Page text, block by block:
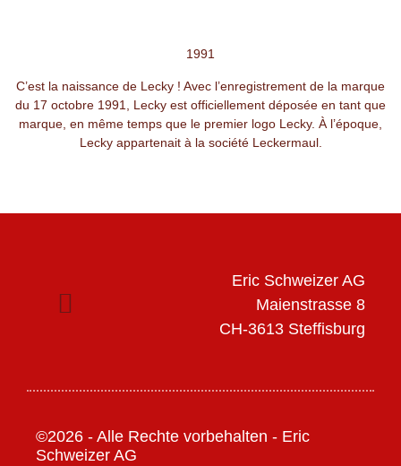
1991
C’est la naissance de Lecky ! Avec l’enregistrement de la marque
du 17 octobre 1991, Lecky est officiellement déposée en tant que
marque, en même temps que le premier logo Lecky. À l’époque,
Lecky appartenait à la société Leckermaul.
Eric Schweizer AG
Maienstrasse 8
CH-3613 Steffisburg
©2026 - Alle Rechte vorbehalten - Eric
Schweizer AG